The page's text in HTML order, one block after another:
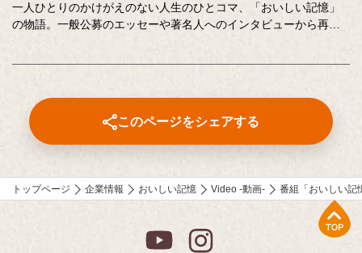
一人ひとりのかけがえのない人生のひとコマ、「おいしい記憶」
の物語。一般公募のエッセーや著名人へのインタビューから再現
ただけます。
⚫︎「伝えたい和食の技法」
近茶流嗣家（現 宗家）、博士（醸造学）、テレビ番組の料理監修
しくなる技をご紹介。
⚫︎「作家 山本一力さんが語る『おいしい記憶』」
直木賞作家で、「あなたの『おいしい記憶』をおしえてくださ
い。」エッセーコンテスト審査員の山本一力さんが、受賞作品の
読みどころなどを自ら語ります。
このページをシェアする
トップページ 企業情報 おいしい記憶 Video -動画- 番組「おいしい記